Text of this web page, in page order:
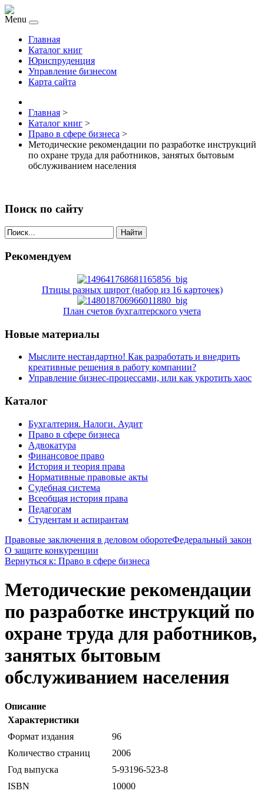
Menu
Главная
Каталог книг
Юриспруденция
Управление бизнесом
Карта сайта
Главная >
Каталог книг >
Право в сфере бизнеса >
Методические рекомендации по разработке инструкций
по охране труда для работников, занятых бытовым
обслуживанием населения
Поиск по сайту
Найти
Рекомендуем
Птицы разных широт (набор из 16 карточек)
План счетов бухгалтерского учета
Новые материалы
Мыслите нестандартно! Как разработать и внедрить
креативные решения в работу компании?
Управление бизнес-процессами, или как укротить хаос
Каталог
Бухгалтерия. Налоги. Аудит
Право в сфере бизнеса
Адвокатура
Финансовое право
История и теория права
Нормативные правовые акты
Судебная система
Всеобщая история права
Педагогам
Студентам и аспирантам
Правовые заключения в деловом оборотеФедеральный закон
О защите конкуренции
Вернуться к: Право в сфере бизнеса
Методические рекомендации
по разработке инструкций по
охране труда для работников,
занятых бытовым
обслуживанием населения
Описание
Характеристики
Формат издания
96
Количество страниц
2006
Год выпуска
5-93196-523-8
ISBN
10000